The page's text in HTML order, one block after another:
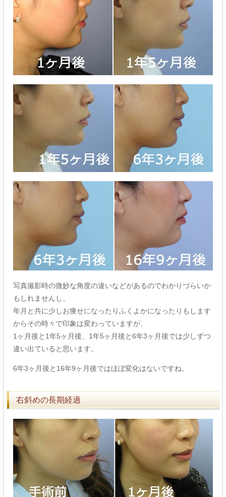
写真撮影時の微妙な角度の違いなどがあるのでわかりづらいか
もしれませんし、
年月と共に少しお痩せになったりふくよかになったりもします
からその時々で印象は変わっていますが、
1ヶ月後と1年5ヶ月後、1年5ヶ月後と6年3ヶ月後では少しずつ
違い出ていると思います。
6年3ヶ月後と16年9ヶ月後ではほぼ変化はないですね。
右斜めの長期経過